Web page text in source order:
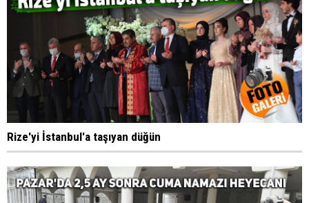
Rize'yi İstanbul'a taşıyan düğün